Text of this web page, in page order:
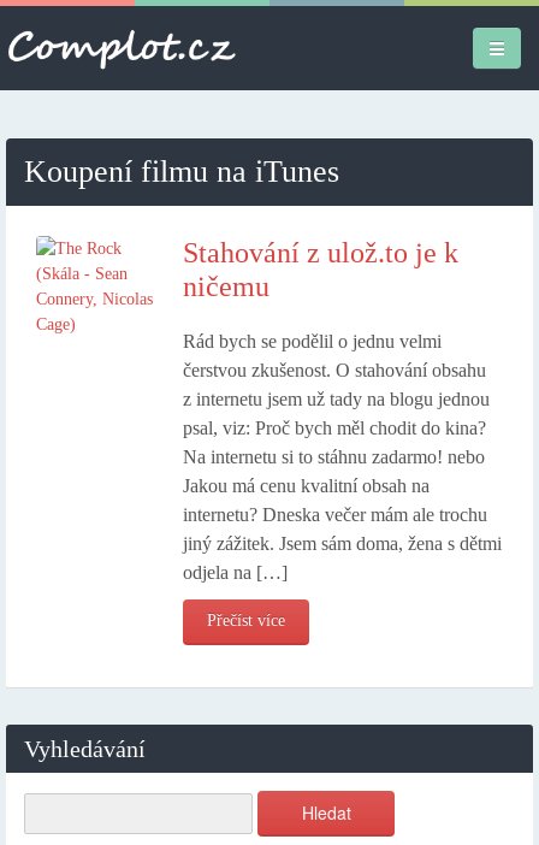
Různé
Osobní
Apple iPad
Koupení filmu na iTunes
Stahování z ulož.to je k
ničemu
Rád bych se podělil o jednu velmi
čerstvou zkušenost. O stahování obsahu
z internetu jsem už tady na blogu jednou
psal, viz: Proč bych měl chodit do kina?
Na internetu si to stáhnu zadarmo! nebo
Jakou má cenu kvalitní obsah na
internetu? Dneska večer mám ale trochu
jiný zážitek. Jsem sám doma, žena s dětmi
odjela na […]
Přečíst více
Vyhledávání